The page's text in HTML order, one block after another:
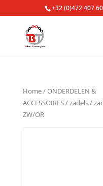
+32 (0)472 407
Home/ONDERDELEN &
ACCESSOIRES/zadels/
ZW/OR